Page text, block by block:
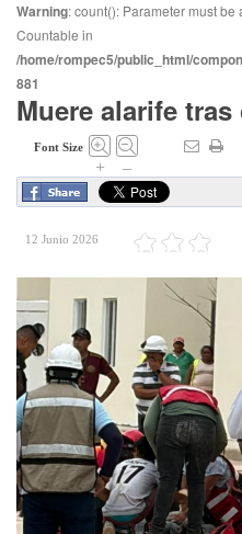
Warning: count(): Parameter must
Countable in
/home/rompec5/public_html/
881
Muere alarife
Font Size
+ –
12 Junio 2026